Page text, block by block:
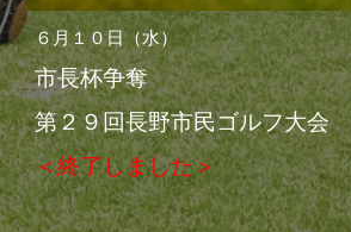
６月１０日（水）
市長杯争奪
第２９回長野市民ゴルフ大会
＜終了しました＞